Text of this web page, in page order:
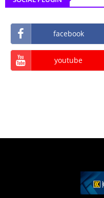
facebook
youtube